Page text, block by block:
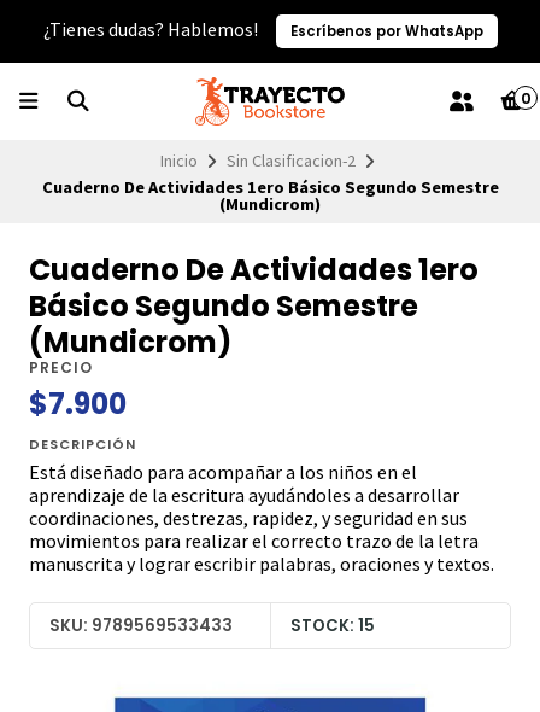
¿Tienes dudas? Hablemos! Escríbenos por WhatsApp
0
Inicio
Sin Clasificacion-2
Cuaderno De Actividades 1ero Básico Segundo Semestre
(Mundicrom)
Cuaderno De Actividades 1ero
Básico Segundo Semestre
(Mundicrom)
PRECIO
$7.900
DESCRIPCIÓN
Está diseñado para acompañar a los niños en el
aprendizaje de la escritura ayudándoles a desarrollar
coordinaciones, destrezas, rapidez, y seguridad en sus
movimientos para realizar el correcto trazo de la letra
manuscrita y lograr escribir palabras, oraciones y textos.
SKU: 9789569533433 STOCK: 15